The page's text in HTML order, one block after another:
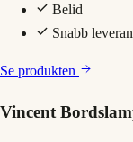
Belid
Snabb
Se produkten
Vincent